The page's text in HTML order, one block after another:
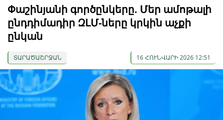
Փաշինյանի գործընկերը. Մեր ամոթալի
ընդդիմադիր ԶԼՄ-ները կրկին աչքի
ընկան
ՏԱՐԱԾԱՇՐՋԱՆ 16 ՀՈՒՆՎԱՐԻ 2026 12:51